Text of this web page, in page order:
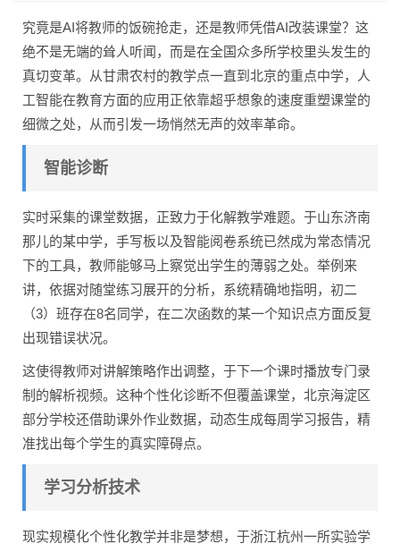
究竟是AI将教师的饭碗抢走，还是教师凭借AI改装课堂？这
绝不是无端的耸人听闻，而是在全国众多所学校里头发生的
真切变革。从甘肃农村的教学点一直到北京的重点中学，人
工智能在教育方面的应用正依靠超乎想象的速度重塑课堂的
细微之处，从而引发一场悄然无声的效率革命。
智能诊断
实时采集的课堂数据，正致力于化解教学难题。于山东济南
那儿的某中学，手写板以及智能阅卷系统已然成为常态情况
下的工具，教师能够马上察觉出学生的薄弱之处。举例来
讲，依据对随堂练习展开的分析，系统精确地指明，初二
（3）班存在8名同学，在二次函数的某一个知识点方面反复
出现错误状况。
这使得教师对讲解策略作出调整，于下一个课时播放专门录
制的解析视频。这种个性化诊断不但覆盖课堂，北京海淀区
部分学校还借助课外作业数据，动态生成每周学习报告，精
准找出每个学生的真实障碍点。
学习分析技术
现实规模化个性化教学并非是梦想，于浙江杭州一所实验学